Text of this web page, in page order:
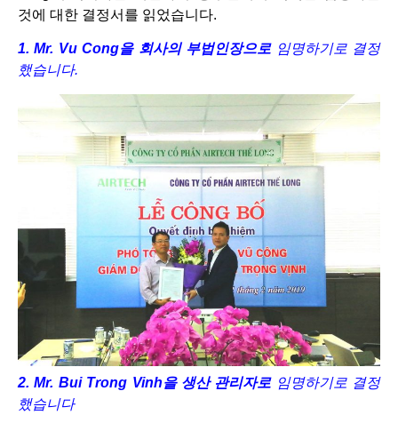
것에 대한 결정서를 읽었습니다.
1. Mr. Vu Cong을 회사의 부법인장으로 임명하기로 결정
했습니다.
2.Mr. Bui Trong Vinh을 생산 관리자로 임명하기로 결정
했습니다